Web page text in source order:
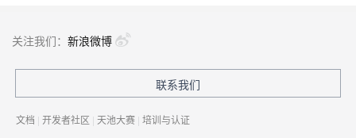
DataWorks离线同步 报脏数据 这是说A字段有问题是不？
想问下DataWorks中创建机器学习（PAI）节点操作步骤是什么？
关注我们： 新浪微博
联系我们
文档 | 开发者社区 | 天池大赛 | 培训与认证